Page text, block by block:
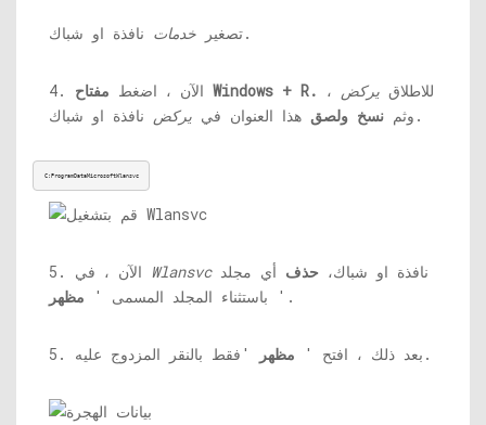
تصغير خدمات نافذة او شباك.
4. الآن ، اضغط مفتاح Windows + R. للاطلاق يركض ،
وثم نسخ ولصق هذا العنوان في يركض نافذة او شباك.
C:ProgramDataMicrosoftWlansvc
Wlansvc نافذة او شباك، حذف أي مجلد
باستثناء المجلد المسمى ' مظهر '.
5. بعد ذلك ، افتح ' مظهر 'فقط بالنقر المزدوج عليه.